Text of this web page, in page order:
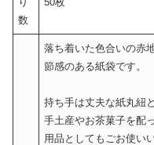
数
落ち着いた色合いの赤
節感のある紙袋です。
持ち手は丈夫な紙丸紐
手土産やお茶菓子を配
用品としてもごお使い